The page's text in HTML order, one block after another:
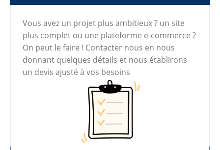
Vous avez un projet plus ambitieux ? un site
plus complet ou une plateforme e-commerce ?
On peut le faire ! Contacter nous en nous
donnant quelques détails et nous établirons
un devis ajusté à vos besoins